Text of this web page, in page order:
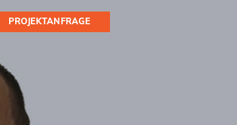
PROJEKTANFRAGE